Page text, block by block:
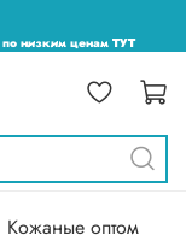
по низким ценам ТУТ
Кожаные оптом